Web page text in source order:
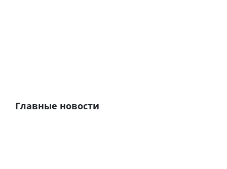
Главные новости